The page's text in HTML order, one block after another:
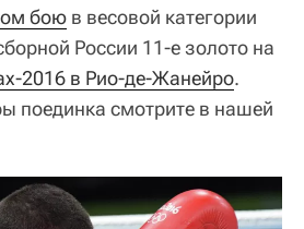
бою в весовой категории
России 11-е золото на
2016 в Рио-де-Жанейро.
поединка смотрите в нашей